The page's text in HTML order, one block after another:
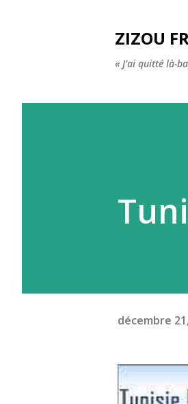
ZIZOU
« J’ai quitté là-
décembre